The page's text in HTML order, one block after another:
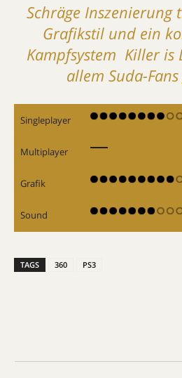
Schräge
Grafikstil und ein
Kampfsystem  Killer
allem Suda-
Singleplayer
Multiplayer
Grafik
Sound
TAGS 360 PS3